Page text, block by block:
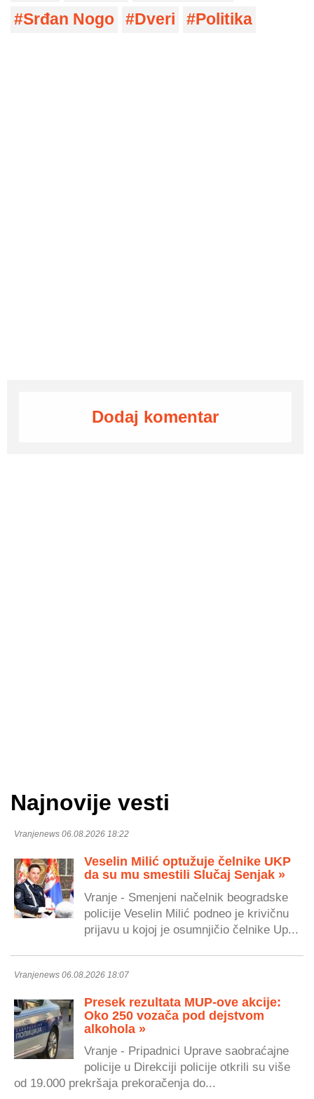
Srđan Nogo
Dveri Politika
Dodaj komentar
Najnovije vesti
Vranjenews 06.08.2026 18:22
Veselin Milić optužuje čelnike UKP
da su mu smestili Slučaj Senjak »
Vranje - Smenjeni načelnik beogradske
policije Veselin Milić podneo je krivičnu
prijavu u kojoj je osumnjičio čelnike Up...
Vranjenews 06.08.2026 18:07
Presek rezultata MUP-ove akcije:
Oko 250 vozača pod dejstvom
alkohola »
Vranje - Pripadnici Uprave saobraćajne
policije u Direkciji policije otkrili su više
od 19.000 prekršaja prekoračenja do...